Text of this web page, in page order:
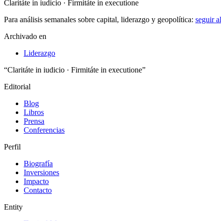
Claritáte in iudicio · Firmitáte in executione
Para análisis semanales sobre capital, liderazgo y geopolítica: seguir
Archivado en
Liderazgo
“Claritáte in iudicio · Firmitáte in executione”
Editorial
Blog
Libros
Prensa
Conferencias
Perfil
Biografía
Inversiones
Impacto
Contacto
Entity